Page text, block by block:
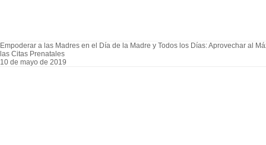
Empoderar a las Madres en el Día de la Madre y Todos los Días: Aprovechar al
las Citas Prenatales
10 de mayo de 2019